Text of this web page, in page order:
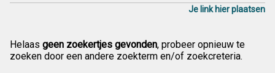
Je link hier plaatsen
Helaas geen zoekertjes gevonden, probeer opnieuw te
zoeken door een andere zoekterm en/of zoekcreteria.